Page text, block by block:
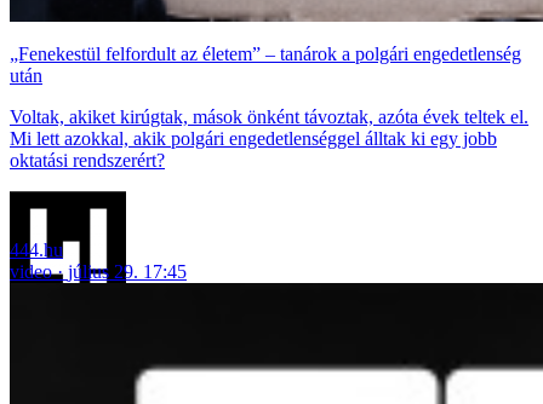
„Fenekestül felfordult az életem” – tanárok a polgári engedetlenség
után
Voltak, akiket kirúgtak, mások önként távoztak, azóta évek teltek el.
Mi lett azokkal, akik polgári engedetlenséggel álltak ki egy jobb
oktatási rendszerért?
444.hu
video
július 29. 17:45